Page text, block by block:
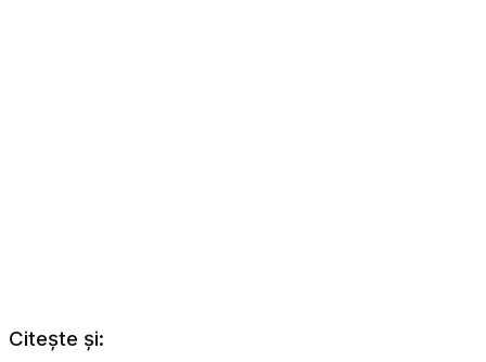
Citește și: